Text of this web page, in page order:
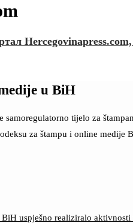
Hercegovinapress.com,
u BiH
tijelo za
za štampu i online medije
uspješno realiziralo